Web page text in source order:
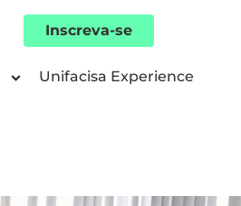
Inscreva-se
Unifacisa Experience